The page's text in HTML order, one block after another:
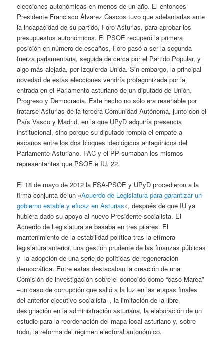
elecciones autonómicas en menos de un año. El entonces
Presidente Francisco Álvarez Cascos tuvo que adelantarlas ante
la incapacidad de su partido, Foro Asturias, para aprobar los
presupuestos autonómicos. El PSOE recuperó la primera
posición en número de escaños, Foro pasó a ser la segunda
fuerza parlamentaria, seguida de cerca por el Partido Popular, y
algo más alejada, por Izquierda Unida. Sin embargo, la principal
novedad de estas elecciones vendría protagonizada por la
entrada en el Parlamento asturiano de un diputado de Unión,
Progreso y Democracia. Este hecho no sólo era reseñable por
tratarse Asturias de la tercera Comunidad Autónoma, junto con el
País Vasco y Madrid, en la que UPyD adquiría presencia
institucional, sino porque su diputado rompía el empate a
escaños entre los dos bloques ideológicos antagónicos del
Parlamento Asturiano. FAC y el PP sumaban los mismos
representantes que PSOE e IU, 22.
El 18 de mayo de 2012 la FSA-PSOE y UPyD procedieron a la
firma conjunta de un «Acuerdo de Legislatura para garantizar un
gobierno estable y eficaz en Asturias», después de que IU ya
hubiera dado su apoyo al nuevo Presidente socialista. El
Acuerdo de Legislatura se basaba en tres pilares. El
mantenimiento de la estabilidad política tras la efímera
legislatura anterior, una gestión prudente de las finanzas públicas
y la adopción de una serie de políticas de regeneración
democrática. Entre estas destacaban la creación de una
Comisión de investigación sobre el conocido como “caso Marea”
–un caso de corrupción que salió a la luz en las etapas finales
del anterior ejecutivo socialista–, la limitación de la libre
designación en la administración asturiana, la elaboración de un
estudio para la reordenación del mapa local asturiano y, sobre
todo, la reforma del régimen electoral autonómico.